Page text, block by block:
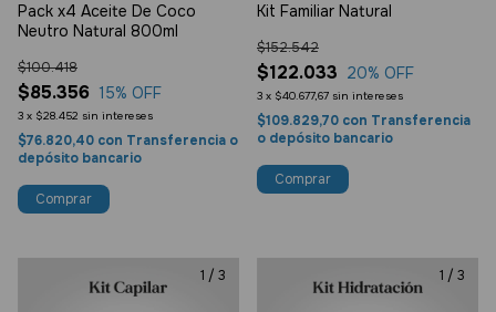
Pack x4 Aceite De Coco
Neutro Natural 800ml
$85.356
$100.418
15% OFF
3 x $28.452 sin intereses
$76.820,40 con Transferencia o
depósito bancario
Kit Familiar Natural
$122.033
$152.542
20% OFF
3 x $40.677,67 sin intereses
$109.829,70 con Transferencia
o depósito bancario
Comprar
1 / 3 1 / 3